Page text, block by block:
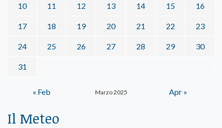
Marzo 2025
10 11 12 13 14 15 16
17 18 19 20 21 22 23
24 25 26 27 28 29 30
31
« Feb Apr »
Il Meteo